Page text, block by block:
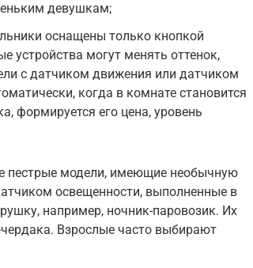
девушкам;
оснащены только кнопкой
могут менять оттенок,
с датчиком движения или датчиком
когда в комнате становится
формируется его цена, уровень
пестрые модели, имеющие необычную
освещенности, выполненные в
например, ночник-паровозик. Их
Взрослые часто выбирают